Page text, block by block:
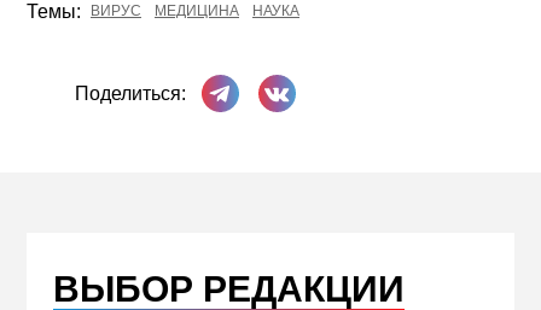
Темы: ВИРУС МЕДИЦИНА НАУКА
Поделиться:
Поделиться в Телеграме
Поделиться ВКонтакте
ВЫБОР РЕДАКЦИИ